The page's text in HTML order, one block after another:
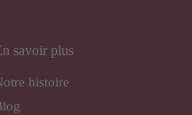
savoir plus
histoire